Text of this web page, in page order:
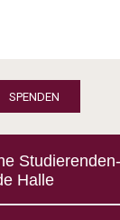
SPENDEN
Halle